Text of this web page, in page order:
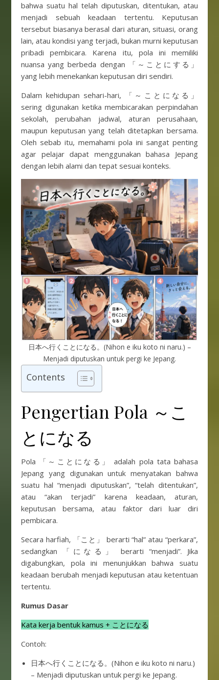
bahwa suatu hal telah diputuskan, ditentukan, atau
menjadi sebuah keadaan tertentu. Keputusan
tersebut biasanya berasal dari aturan, situasi, orang
lain, atau kondisi yang terjadi, bukan murni keputusan
pribadi pembicara. Karena itu, pola ini memiliki
nuansa yang berbeda dengan 「～ことにする」
yang lebih menekankan keputusan diri sendiri.
Dalam kehidupan sehari-hari, 「～ことになる」
sering digunakan ketika membicarakan perpindahan
sekolah, perubahan jadwal, aturan perusahaan,
maupun keputusan yang telah ditetapkan bersama.
Oleh sebab itu, memahami pola ini sangat penting
agar pelajar dapat menggunakan bahasa Jepang
dengan lebih alami dan tepat sesuai konteks.
日本へ行くことになる。(Nihon e iku koto ni naru.) –
Menjadi diputuskan untuk pergi ke Jepang.
Contents
Pengertian Pola ～こ
とになる
Pola 「～ことになる」 adalah pola tata bahasa
Jepang yang digunakan untuk menyatakan bahwa
suatu hal “menjadi diputuskan”, “telah ditentukan”,
atau “akan terjadi” karena keadaan, aturan,
keputusan bersama, atau faktor dari luar diri
pembicara.
Secara harfiah, 「こと」 berarti “hal” atau “perkara”,
sedangkan 「になる」 berarti “menjadi”. Jika
digabungkan, pola ini menunjukkan bahwa suatu
keadaan berubah menjadi keputusan atau ketentuan
tertentu.
Rumus Dasar
Kata kerja bentuk kamus + ことになる
Contoh:
日本へ行くことになる。(Nihon e iku koto ni naru.)
– Menjadi diputuskan untuk pergi ke Jepang.